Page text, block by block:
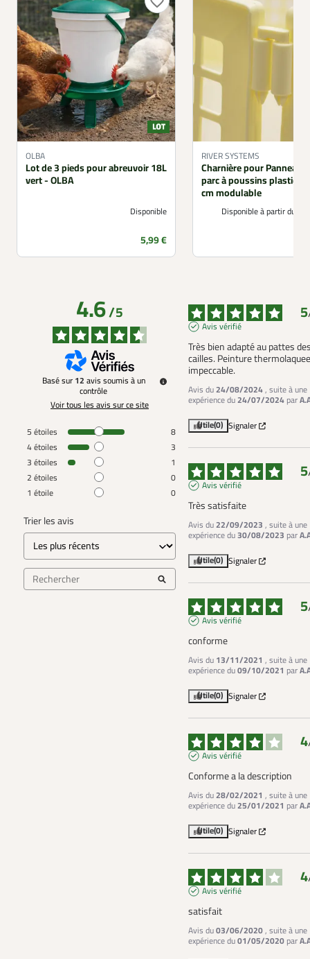
OLBA
Lot de 3 pieds pour abreuvoir 18L
vert - OLBA
Disponible
Prix
5,99 €
RIVER SYSTEMS
Charnière pour Panneau
parc à poussins
cm modulable
Disponible à partir du
4.6/5
Basé sur 12 avis soumis à un
contrôle
Voir tous les avis sur ce site
5 étoiles
8
4étoiles
3
3 étoiles
1
2 étoiles
0
1 étoile 0
Trier les avis
5
Avis vérifié
Très bien adapté au pattes
cailles. Peinture
impeccable.
Avis du24/08/2024, suite à une
expérience du24/07/2024 par
Utile(0) Signaler
5
Avis vérifié
Très satisfaite
Avis du22/09/2023 , suite à une
expérience du30/08/2023 par
Utile(0) Signaler
5
Avis vérifié
conforme
Avis du 13/11/2021 , suite à une
expérience du09/10/2021 par
Utile(0) Signaler
4
Avis vérifié
Conforme a la description
Avis du28/02/2021 , suite à une
expérience du25/01/2021 par
Utile(0) Signaler
4
Avis vérifié
satisfait
Avis du03/06/2020, suite à une
expérience du01/05/2020 par